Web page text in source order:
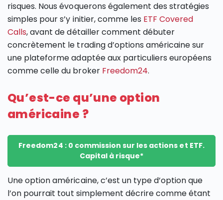
risques. Nous évoquerons également des stratégies
simples pour s’y initier, comme les ETF Covered
Calls, avant de détailler comment débuter
concrètement le trading d’options américaine sur
une plateforme adaptée aux particuliers européens
comme celle du broker Freedom24.
Qu’est-ce qu’une option
américaine ?
Freedom24 : 0 commission sur les actions et ETF.
Capital à risque*
Une option américaine, c’est un type d’option que
l’on pourrait tout simplement décrire comme étant